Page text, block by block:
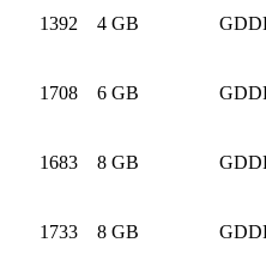
1392 4 GB
1708 6 GB
1683 8 GB
1733 8 GB